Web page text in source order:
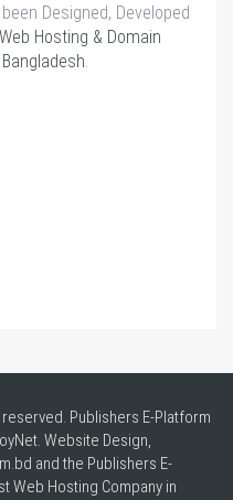
Designed, Developed
Web Hosting & Domain
Publishers E-Platform
Website Design,
and the Publishers E-
Web Hosting Company in